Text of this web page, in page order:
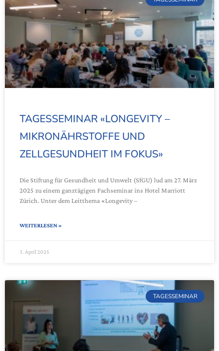
TAGESSEMINAR «LONGEVITY –
MIKRONÄHRSTOFFE UND
ZELLGESUNDHEIT IM FOKUS»
Die Stiftung für Gesundheit und Umwelt (SfGU) lud am 27. März
2025 zu einem ganztägigen Fachseminar ins Hotel Marriott
Zürich. Unter dem Leitthema «Longevity –
WEITERLESEN »
3. April 2025
TAGESSEMINAR